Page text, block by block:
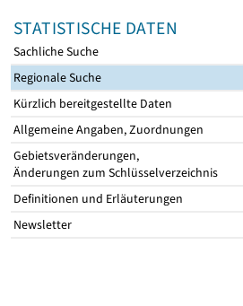
STATISTISCHE DATEN
Sachliche Suche
Regionale Suche
Kürzlich bereitgestellte Daten
Allgemeine Angaben, Zuordnungen
Gebietsveränderungen,
Änderungen zum Schlüsselverzeichnis
Definitionen und Erläuterungen
Newsletter